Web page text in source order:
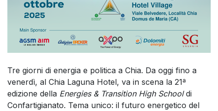
Tre giorni di energia e politica a Chia. Da oggi fino a
venerdì, al Chia Laguna Hotel, va in scena la 21ª
edizione della Energies & Transition High Schooldi
Confartigianato. Tema unico: il futuro energetico del